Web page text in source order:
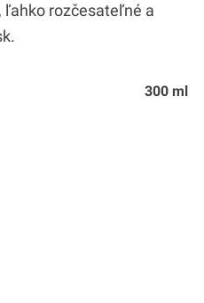
ľahko rozčesateľné a
300 ml